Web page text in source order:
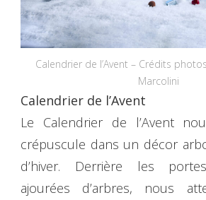
Calendrier de l’Avent – Crédits
Marcolini
Calendrier de l’Avent
Le Calendrier de l’Avent
crépuscule dans un décor
d’hiver. Derrière les
ajourées d’arbres, nous